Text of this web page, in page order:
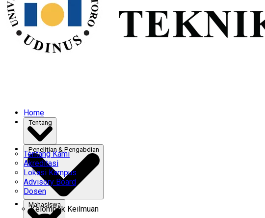
Home
Tentang Kami
Akreditasi
Lokasi Kampus
Advisory Board
Dosen
Kelompok Keilmuan
Mahasiswa